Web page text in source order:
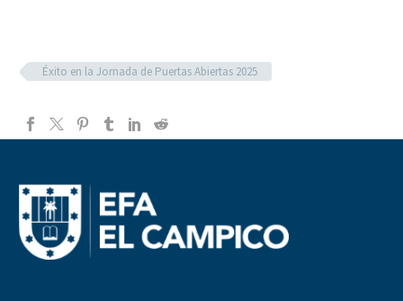
Éxito en la Jornada de Puertas Abiertas 2025